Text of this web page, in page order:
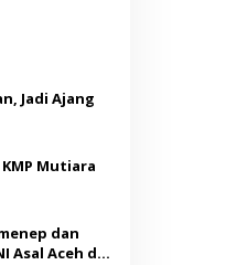
Jadi Ajang
Mutiara
dan
Asal Aceh di